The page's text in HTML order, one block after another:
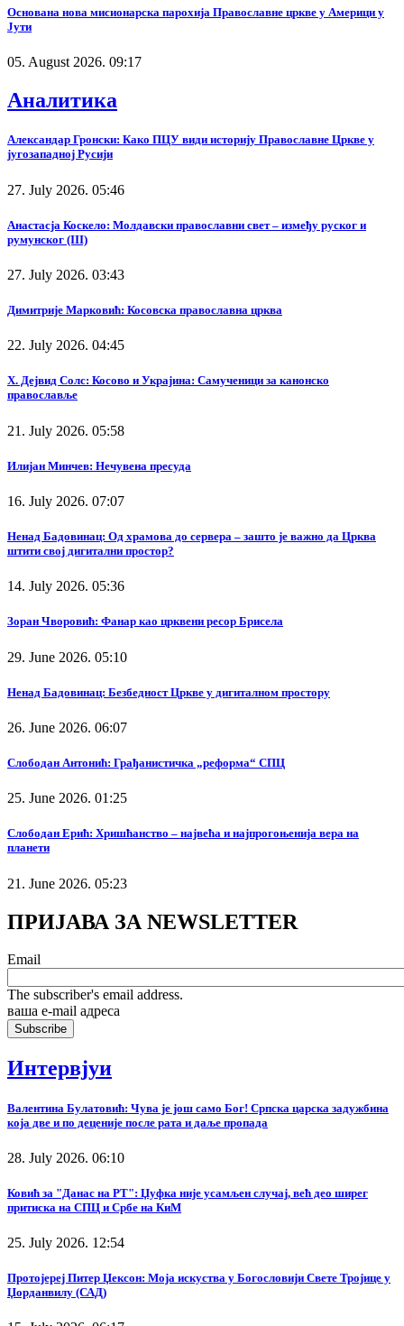
Основана нова мисионарска парохија Православне цркве у Америци у
Јути
05. August 2026. 09:17
Аналитика
Александар Гронски: Како ПЦУ види историју Православне Цркве у
југозападној Русији
27. July 2026. 05:46
Анастасја Коскело: Молдавски православни свет – између руског и
румунског (III)
27. July 2026. 03:43
Димитрије Марковић: Косовска православна црква
22. July 2026. 04:45
Х. Дејвид Солс: Косово и Украјина: Самученици за канонско
православље
21. July 2026. 05:58
Илијан Минчев: Нечувена пресуда
16. July 2026. 07:07
Ненад Бадовинац: Од храмова до сервера – зашто је важно да Црква
штити свој дигитални простор?
14. July 2026. 05:36
Зоран Чворовић: Фанар као црквени ресор Брисела
29. June 2026. 05:10
Ненад Бадовинац: Безбедност Цркве у дигиталном простору
26. June 2026. 06:07
Слободан Антонић: Грађанистичка „реформа“ СПЦ
25. June 2026. 01:25
Слободан Ерић: Хришћанство – највећа и најпрогоњенија вера на
планети
21. June 2026. 05:23
ПРИЈАВА ЗА NEWSLETTER
Email
The subscriber's email address.
ваша е-mail адреса
Интервјуи
Валентина Булатовић: Чува је још само Бог! Српска царска задужбина
која две и по деценије после рата и даље пропада
28. July 2026. 06:10
Ковић за "Данас на РТ": Џуфка није усамљен случај, већ део ширег
притиска на СПЦ и Србе на КиМ
25. July 2026. 12:54
Протојереј Питер Џексон: Моја искуства у Богословији Свете Тројице у
Џорданвилу (САД)